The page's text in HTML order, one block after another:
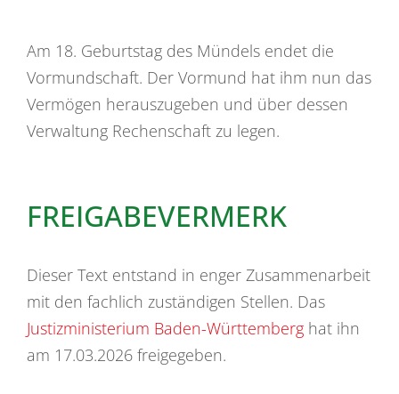
Am 18. Geburtstag des Mündels endet die
Vormundschaft. Der Vormund hat ihm nun das
Vermögen herauszugeben und über dessen
Verwaltung Rechenschaft zu legen.
FREIGABEVERMERK
Dieser Text entstand in enger Zusammenarbeit
mit den fachlich zuständigen Stellen. Das
Justizministerium Baden-Württemberg hat ihn
am 17.03.2026 freigegeben.